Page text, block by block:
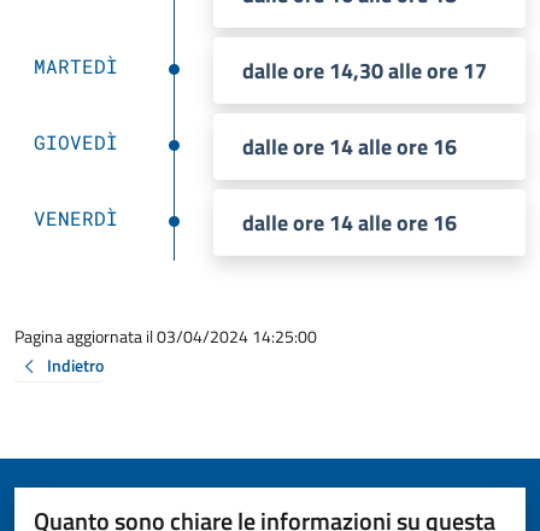
MARTEDÌ dalle ore 14,30 alle ore 17
GIOVEDÌ dalle ore 14 alle ore 16
VENERDÌ dalle ore 14 alle ore 16
Pagina aggiornata il 03/04/2024 14:25:00
Indietro
Quanto sono chiare le informazioni su questa